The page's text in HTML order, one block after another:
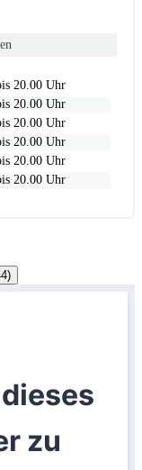
20.00 Uhr
20.00 Uhr
20.00 Uhr
20.00 Uhr
20.00 Uhr
20.00 Uhr